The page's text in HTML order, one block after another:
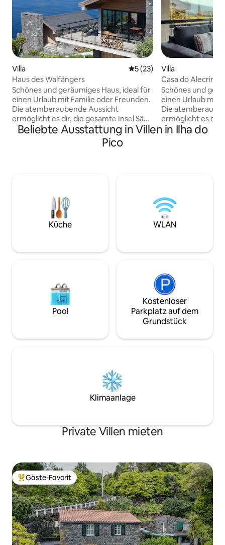
Villa Durchschnittliche
5 (23)
Haus des Walfängers
Schönes und geräumiges Haus, ideal für
einen Urlaub mit Familie oder Freunden.
Die atemberaubende Aussicht
ermöglicht es dir, die gesamte Insel São
Jorge und den Kanal sowie Buchten und
Gemeinden an der schönen und
zerklüfteten Nordküste von Pico mit
beobachte den Sonnenuntergang.
Entspanne dich in den Liegestühlen bei
einem wunderbaren Getränk. Alle
Zimmer haben eine Aussicht;
eines kleinen familiengeführten Resorts,
Yoga-Raum und einen beheizten Pool
gibt. Komm und sieh, was du verpasst
hast – du wirst nicht mehr gehen wollen.
Villa
Casa do Alecrim
Schönes und
einen Urlaub mit
Die
ermöglicht es dir,
Jorge und den
beobachte den
Entspanne dich
einem
Wohnzimmer
was du verpasst
Beliebte Ausstattung in Villen in Ilha do
Pico
Küche WLAN
Pool
Kostenloser
Parkplatz auf dem
Grundstück
Klimaanlage
Private Villen mieten
Beliebter Gäste-Favorit.
Gäste-Favorit